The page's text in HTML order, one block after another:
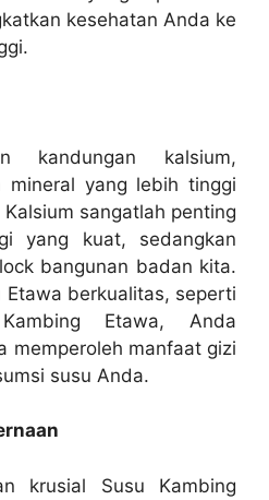
kesehatan Anda ke
kandungan kalsium,
mineral yang lebih tinggi
sangatlah penting
yang kuat, sedangkan
bangunan badan kita.
Etawa berkualitas, seperti
Etawa, Anda
memperoleh manfaat gizi
susu Anda.
krusial Susu Kambing